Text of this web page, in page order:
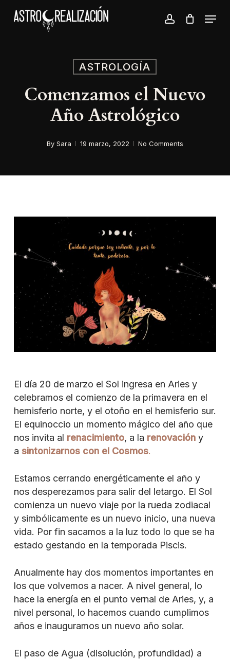
account
Menu
ASTROLOGÍA
Comenzamos el Nuevo
Año Astrológico
By Sara 19 marzo, 2022 No Comments
El día 20 de marzo el Sol ingresa en Aries y
celebramos el comienzo de la primavera en el
hemisferio norte, y el otoño en el hemisferio sur.
El equinoccio un momento mágico del año que
nos invita al renacimiento, a la renovacióny
a sintonizarnos con el Cosmos.
Estamos cerrando energéticamente el año y
nos desperezamos para salir del letargo. El Sol
comienza un nuevo viaje por la rueda zodiacal
y simbólicamente es un nuevo inicio, una nueva
vida. Por fin sacamos a la luz todo lo que se ha
estado gestando en la temporada Piscis.
Anualmente hay dos momentos importantes en
los que volvemos a nacer. A nivel general, lo
hace la energía en el punto vernal de Aries, y, a
nivel personal, lo hacemos cuando cumplimos
años e inauguramos un nuevo año solar.
El paso de Agua (disolución, profundidad) a